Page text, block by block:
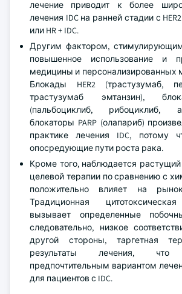
лечение приводит к более
лечения IDC на ранней стадии с
или HR + IDC.
Другим фактором,
повышенное использование и
медицины и персонализированных
Блокады HER2 (трастузумаб,
трастузумаб эмтанзин),
(пальбоциклиб, рибоциклиб,
блокаторы PARP (олапариб)
практике лечения IDC, потому
опосредующие пути роста рака.
Кроме того, наблюдается
целевой терапии по сравнению с
положительно влияет на
Традиционная
вызывает определенные
следовательно, низкое
другой стороны, таргетная
результаты лечения,
предпочтительным вариантом
для пациентов с IDC.